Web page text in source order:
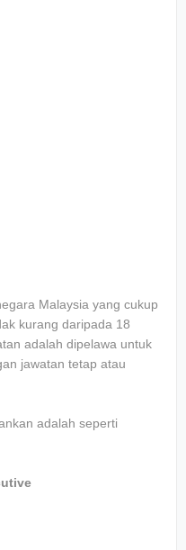
Malaysia yang cukup
kurang daripada 18
adalah dipelawa untuk
jawatan tetap atau
adalah seperti